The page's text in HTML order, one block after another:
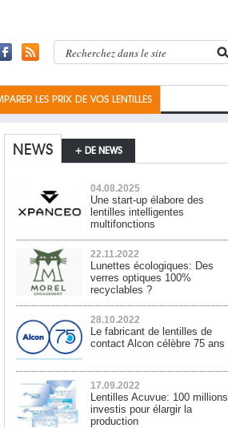
LES PRIX DE VOS LENTILLES
NEWS + DE NEWS
04.08.2025
Une start-up élabore des
lentilles intelligentes
multifonctions
22.11.2022
Lunettes écologiques: Des
verres optiques 100%
recyclables ?
28.10.2022
Le fabricant de lentilles de
contact Alcon célèbre 75 ans
17.09.2022
Lentilles Acuvue: 100 millions
investis pour élargir la
production